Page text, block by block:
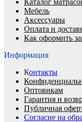
Мебель
Аксессуары
Оплата и
Как оформить
Информация
Контакты
Оптовикам
Гарантия и
Публичная
Согласие на